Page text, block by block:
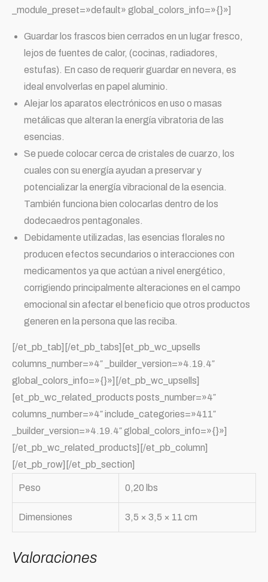
_module_preset=»default» global_colors_info=»{}»]
Guardar los frascos bien cerrados en un lugar fresco,
lejos de fuentes de calor, (cocinas, radiadores,
estufas). En caso de requerir guardar en nevera, es
ideal envolverlas en papel aluminio.
Alejar los aparatos electrónicos en uso o masas
metálicas que alteran la energía vibratoria de las
esencias.
Se puede colocar cerca de cristales de cuarzo, los
cuales con su energía ayudan a preservar y
potencializar la energía vibracional de la esencia.
También funciona bien colocarlas dentro de los
dodecaedros pentagonales.
Debidamente utilizadas, las esencias florales no
producen efectos secundarios o interacciones con
medicamentos ya que actúan a nivel energético,
corrigiendo principalmente alteraciones en el campo
emocional sin afectar el beneficio que otros productos
generen en la persona que las reciba.
[/et_pb_tab][/et_pb_tabs][et_pb_wc_upsells
columns_number=»4″ _builder_version=»4.19.4″
global_colors_info=»{}»][/et_pb_wc_upsells]
[et_pb_wc_related_products posts_number=»4″
columns_number=»4″ include_categories=»411″
_builder_version=»4.19.4″ global_colors_info=»{}»]
[/et_pb_wc_related_products][/et_pb_column]
[/et_pb_row][/et_pb_section]
Peso 0,20 lbs
Dimensiones 3,5 × 3,5 × 11 cm
Valoraciones